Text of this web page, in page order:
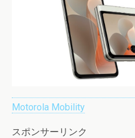
Motorola Mobility
スポンサーリンク